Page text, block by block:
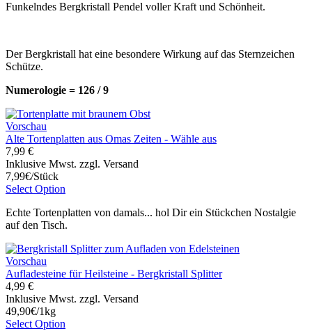
Funkelndes Bergkristall Pendel voller Kraft und Schönheit.
Der Bergkristall hat eine besondere Wirkung auf das Sternzeichen
Schütze.
Numerologie = 126 / 9
Vorschau
Alte Tortenplatten aus Omas Zeiten - Wähle aus
7,99 €
Inklusive Mwst. zzgl. Versand
7,99€/Stück
Select Option
Echte Tortenplatten von damals... hol Dir ein Stückchen Nostalgie
auf den Tisch.
Vorschau
Aufladesteine für Heilsteine - Bergkristall Splitter
4,99 €
Inklusive Mwst. zzgl. Versand
49,90€/1kg
Select Option